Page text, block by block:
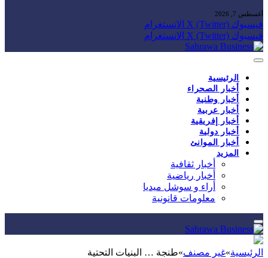
أغسطس 7, 2026
فيسبوك X (Twitter) الانستغرام
فيسبوك X (Twitter) الانستغرام
الرئيسية
أخبار الصحراء
أخبار وطنية
أخبار عربية
أخبار إفريقية
أخبار دولية
أخبار الموانئ
المزيد
أخبار ثقافية
أخبار رياضية
أراء و سوشل ميديا
معلومات قانونية
الرئيسية»غير مصنف»طنجة … البنيات التحتية